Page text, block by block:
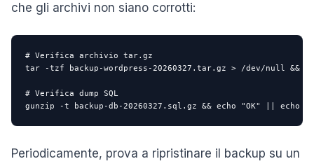
che gli archivi non siano corrotti:
# Verifica archivio tar.gz
tar -tzf backup-wordpress-20260327.tar.gz > /dev/null &&
# Verifica dump SQL
gunzip -t backup-db-20260327.sql.gz && echo "OK" || echo
Periodicamente, prova a ripristinare il backup su un